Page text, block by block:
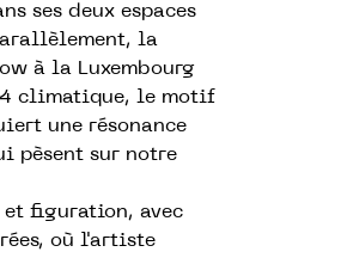
ses deux espaces
la
à la Luxembourg
climatique, le motif
une résonance
pèsent sur notre
figuration, avec
où l'artiste